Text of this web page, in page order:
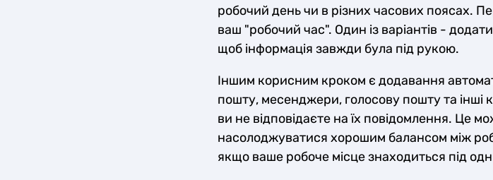
робочий день чи в різних часових поясах.
ваш "робочий час". Один із варіантів -
щоб інформація завжди була під рукою.
Іншим корисним кроком є додавання
пошту, месенджери, голосову пошту та інші
ви не відповідаєте на їх повідомлення. Це
насолоджуватися хорошим балансом між
якщо ваше робоче місце знаходиться під